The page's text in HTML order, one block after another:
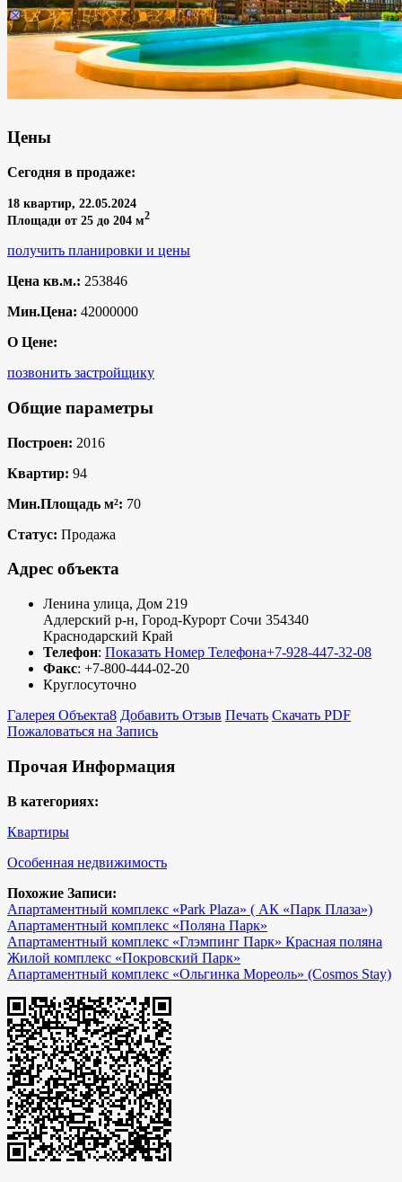
Цены
Сегодня в продаже:
18 квартир, 22.05.2024
Площади от 25 до 204 м2
получить планировки и цены
Цена кв.м.: 253846
Мин.Цена: 42000000
О Цене:
позвонить застройщику
Общие параметры
Построен: 2016
Квартир: 94
Мин.Площадь м²: 70
Статус: Продажа
Адрес объекта
Ленина улица, Дом 219
Адлерский р-н, Город-Курорт Сочи 354340
Краснодарский Край
Телефон: Показать Номер Телефона+7-928-447-32-08
Факс: +7-800-444-02-20
Круглосуточно
Галерея Объекта8 Добавить Отзыв Печать Скачать PDF
Пожаловаться на Запись
Прочая Информация
В категориях:
Квартиры
Особенная недвижимость
Похожие Записи:
Апартаментный комплекс «Park Plaza» ( АК «Парк Плаза»)
Апартаментный комплекс «Поляна Парк»
Апартаментный комплекс «Глэмпинг Парк» Красная поляна
Жилой комплекс «Покровский Парк»
Апартаментный комплекс «Ольгинка Мореоль» (Cosmos Stay)